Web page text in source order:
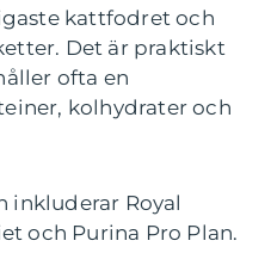
kattfodret och
Det är praktiskt
ofta en
kolhydrater och
inkluderar Royal
och Purina Pro Plan.